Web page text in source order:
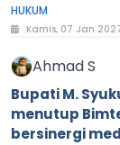
HUKUM
Kamis, 07 Jan
Ahmad S
Bupati M.
menutup
bersinergi